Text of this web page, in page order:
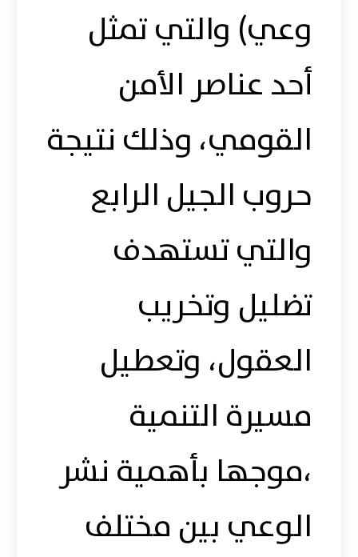
وعي) والتي تمثل
أحد عناصر الأمن
القومي، وذلك نتيجة
حروب الجيل الرابع
والتي تستهدف
تضليل وتخريب
العقول، وتعطيل
مسيرة التنمية
،موجها بأهمية نشر
الوعي بين مختلف